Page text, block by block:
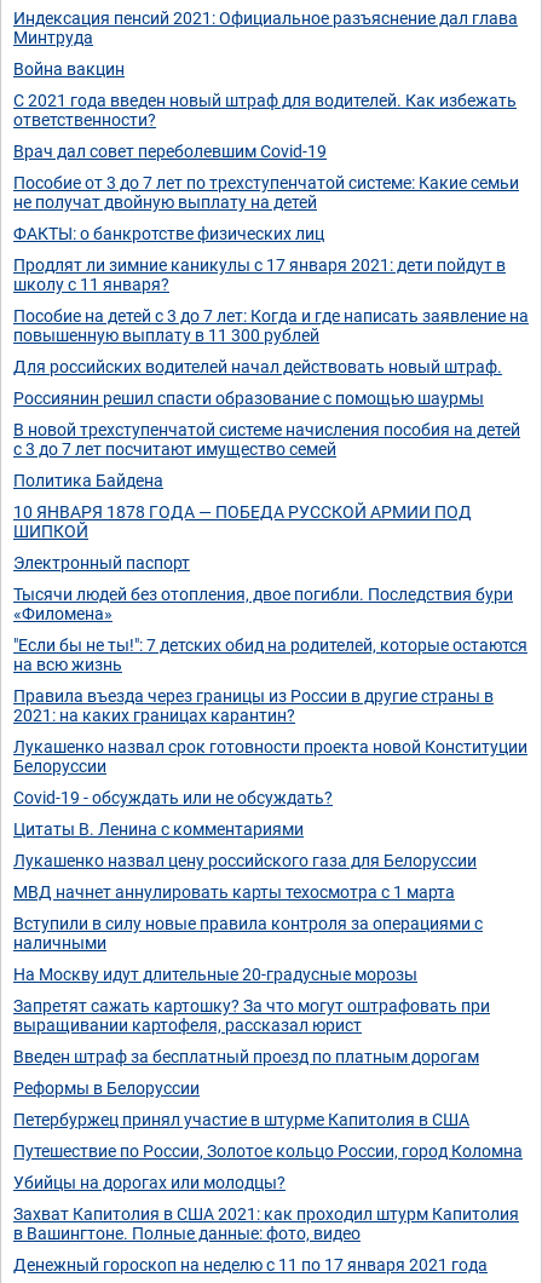
Индексация пенсий 2021: Официальное разъяснение дал глава
Минтруда
Война вакцин
С 2021 года введен новый штраф для водителей. Как избежать
ответственности?
Врач дал совет переболевшим Covid-19
Пособие от 3 до 7 лет по трехступенчатой системе: Какие семьи
не получат двойную выплату на детей
ФАКТЫ: о банкротстве физических лиц
Продлят ли зимние каникулы с 17 января 2021: дети пойдут в
школу с 11 января?
Пособие на детей с 3 до 7 лет: Когда и где написать заявление на
повышенную выплату в 11 300 рублей
Для российских водителей начал действовать новый штраф.
Россиянин решил спасти образование с помощью шаурмы
В новой трехступенчатой системе начисления пособия на детей
с 3 до 7 лет посчитают имущество семей
Политика Байдена
10 ЯНВАРЯ 1878 ГОДА — ПОБЕДА РУССКОЙ АРМИИ ПОД
ШИПКОЙ
Электронный паспорт
Тысячи людей без отопления, двое погибли. Последствия бури
«Филомена»
"Если бы не ты!": 7 детских обид на родителей, которые остаются
на всю жизнь
Правила въезда через границы из России в другие страны в
2021: на каких границах карантин?
Лукашенко назвал срок готовности проекта новой Конституции
Белоруссии
Covid-19 - обсуждать или не обсуждать?
Цитаты В. Ленина с комментариями
Лукашенко назвал цену российского газа для Белоруссии
МВД начнет аннулировать карты техосмотра с 1 марта
Вступили в силу новые правила контроля за операциями с
наличными
На Москву идут длительные 20-градусные морозы
Запретят сажать картошку? За что могут оштрафовать при
выращивании картофеля, рассказал юрист
Введен штраф за бесплатный проезд по платным дорогам
Реформы в Белоруссии
Петербуржец принял участие в штурме Капитолия в США
Путешествие по России, Золотое кольцо России, город Коломна
Убийцы на дорогах или молодцы?
Захват Капитолия в США 2021: как проходил штурм Капитолия
в Вашингтоне. Полные данные: фото, видео
Денежный гороскоп на неделю с 11 по 17 января 2021 года